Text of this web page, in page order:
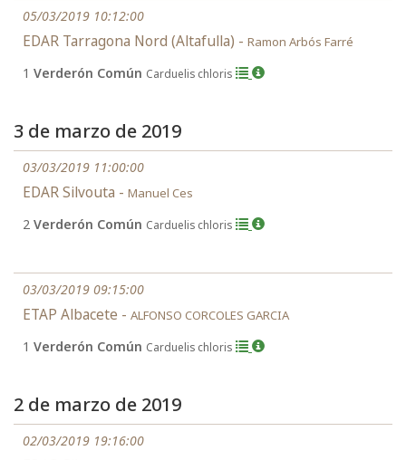
05/03/2019 10:12:00
EDAR Tarragona Nord (Altafulla) - Ramon Arbós Farré
1 Verderón Común Carduelis chloris
3 de marzo de 2019
03/03/2019 11:00:00
EDAR Silvouta - Manuel Ces
2 Verderón Común Carduelis chloris
03/03/2019 09:15:00
ETAP Albacete - ALFONSO CORCOLES GARCIA
1 Verderón Común Carduelis chloris
2 de marzo de 2019
02/03/2019 19:16:00